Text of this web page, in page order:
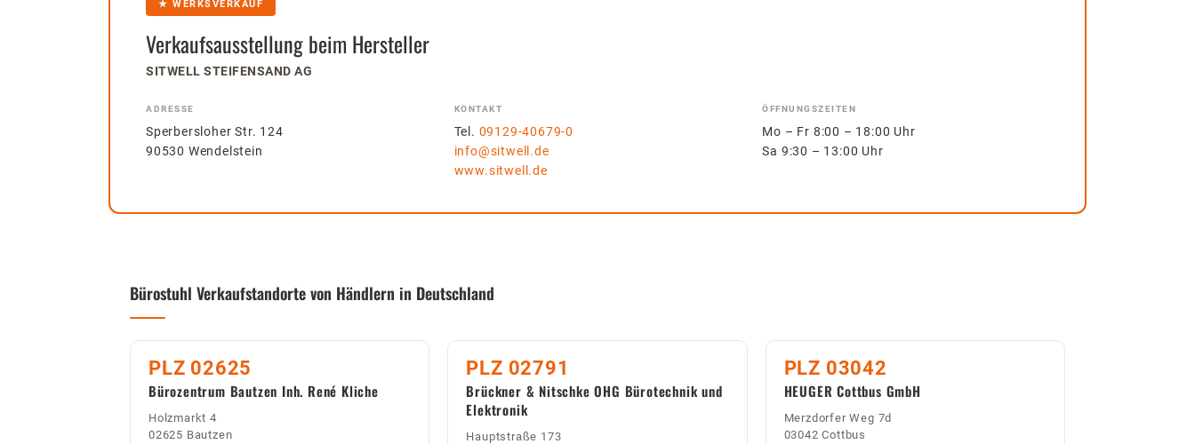
★ WERKSVERKAUF
Verkaufsausstellung beim Hersteller
SITWELL STEIFENSAND AG
ADRESSE
Sperbersloher Str. 124
90530 Wendelstein
KONTAKT
Tel. 09129-40679-0
info@sitwell.de
www.sitwell.de
ÖFFNUNGSZEITEN
Mo – Fr 8:00 – 18:00 Uhr
Sa 9:30 – 13:00 Uhr
Bürostuhl Verkaufstandorte von Händlern in Deutschland
PLZ 02625
Bürozentrum Bautzen Inh. René Kliche
Holzmarkt 4
02625 Bautzen
PLZ 02791
Brückner & Nitschke OHG Bürotechnik und
Elektronik
Hauptstraße 173
PLZ 03042
HEUGER Cottbus GmbH
Merzdorfer Weg 7d
03042 Cottbus